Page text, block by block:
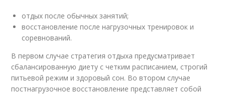
отдых после обычных занятий;
восстановление после нагрузочных тренировок и
соревнований.
В первом случае стратегия отдыха предусматривает
сбалансированную диету с четким расписанием, строгий
питьевой режим и здоровый сон. Во втором случае
постнагрузочное восстановление представляет собой